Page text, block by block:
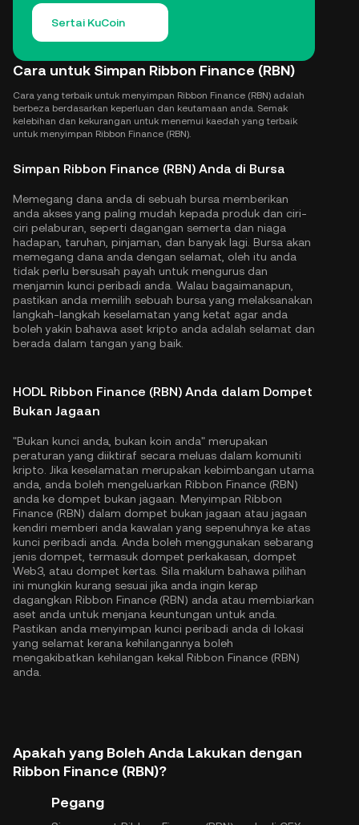
Sertai KuCoin
Cara untuk Simpan Ribbon Finance (RBN)
Cara yang terbaik untuk menyimpan Ribbon Finance (RBN) adalah
berbeza berdasarkan keperluan dan keutamaan anda. Semak
kelebihan dan kekurangan untuk menemui kaedah yang terbaik
untuk menyimpan Ribbon Finance (RBN).
Simpan Ribbon Finance (RBN) Anda di Bursa
Memegang dana anda di sebuah bursa memberikan
anda akses yang paling mudah kepada produk dan ciri-
ciri pelaburan, seperti dagangan semerta dan niaga
hadapan, taruhan, pinjaman, dan banyak lagi. Bursa akan
memegang dana anda dengan selamat, oleh itu anda
tidak perlu bersusah payah untuk mengurus dan
menjamin kunci peribadi anda. Walau bagaimanapun,
pastikan anda memilih sebuah bursa yang melaksanakan
langkah-langkah keselamatan yang ketat agar anda
boleh yakin bahawa aset kripto anda adalah selamat dan
berada dalam tangan yang baik.
HODL Ribbon Finance (RBN) Anda dalam Dompet
Bukan Jagaan
"Bukan kunci anda, bukan koin anda" merupakan
peraturan yang diiktiraf secara meluas dalam komuniti
kripto. Jika keselamatan merupakan kebimbangan utama
anda, anda boleh mengeluarkan Ribbon Finance (RBN)
anda ke dompet bukan jagaan. Menyimpan Ribbon
Finance (RBN) dalam dompet bukan jagaan atau jagaan
kendiri memberi anda kawalan yang sepenuhnya ke atas
kunci peribadi anda. Anda boleh menggunakan sebarang
jenis dompet, termasuk dompet perkakasan, dompet
Web3, atau dompet kertas. Sila maklum bahawa pilihan
ini mungkin kurang sesuai jika anda ingin kerap
dagangkan Ribbon Finance (RBN) anda atau membiarkan
aset anda untuk menjana keuntungan untuk anda.
Pastikan anda menyimpan kunci peribadi anda di lokasi
yang selamat kerana kehilangannya boleh
mengakibatkan kehilangan kekal Ribbon Finance (RBN)
anda.
Apakah yang Boleh Anda Lakukan dengan
Ribbon Finance (RBN)?
Pegang